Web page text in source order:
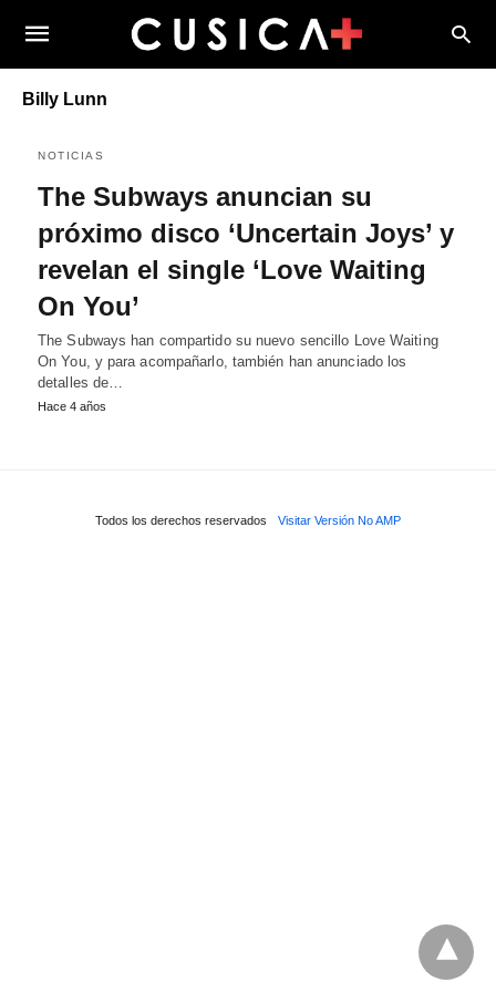
Billy Lunn
NOTICIAS
The Subways anuncian su
próximo disco ‘Uncertain Joys’ y
revelan el single ‘Love Waiting
On You’
The Subways han compartido su nuevo sencillo Love Waiting
On You, y para acompañarlo, también han anunciado los
detalles de…
Hace 4 años
Todos los derechos reservados Visitar Versión No AMP